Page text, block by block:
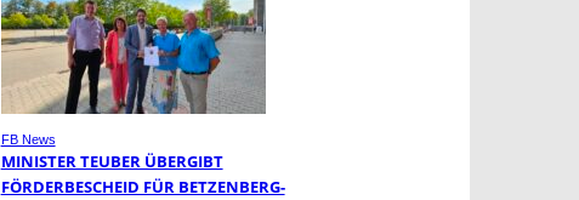
FB News
MINISTER TEUBER ÜBERGIBT
FÖRDERBESCHEID FÜR BETZENBERG-